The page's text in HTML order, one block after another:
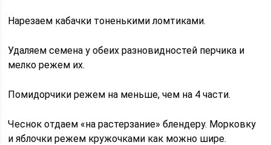
Нарезаем кабачки тоненькими ломтиками.
Удаляем семена у обеих разновидностей перчика и
мелко режем их.
Помидорчики режем на меньше, чем на 4 части.
Чеснок отдаем «на растерзание» блендеру. Морковку
и яблочки режем кружочками как можно шире.